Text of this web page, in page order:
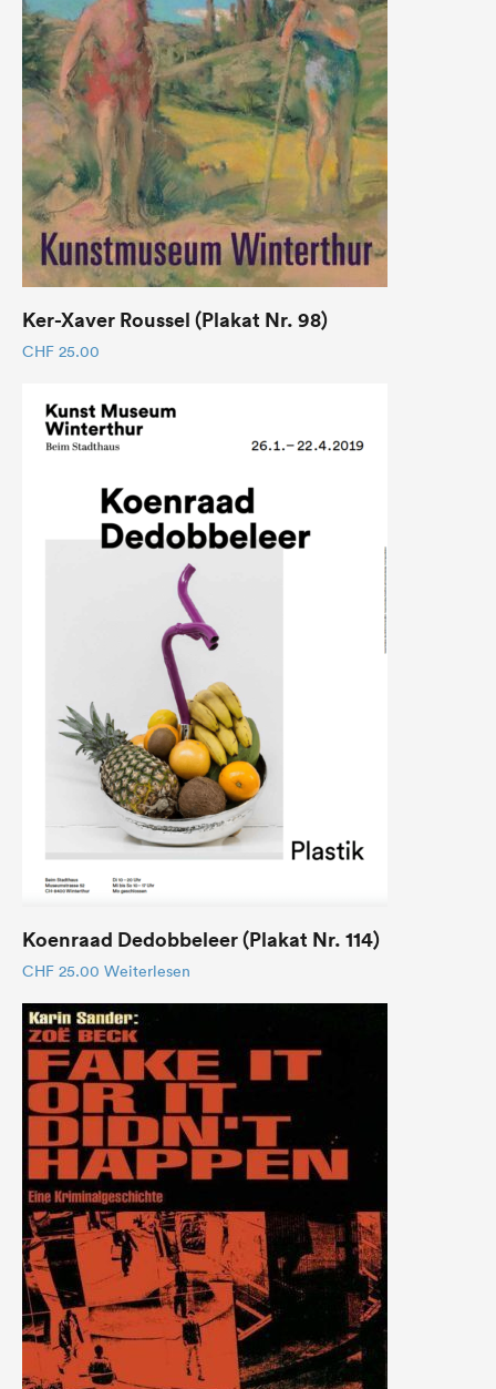
Ker-Xaver Roussel (Plakat Nr. 98)
CHF 25.00
Koenraad Dedobbeleer (Plakat Nr. 114)
CHF 25.00 Weiterlesen